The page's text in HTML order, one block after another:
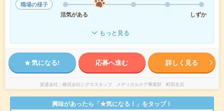
職場の様子
活気がある
しずか
もっと見る
気になる! 応募へ進む 詳しく見る
派遣会社 株式会社シグマスタッフ メディカルケア事業部 町田支店
興味があったら「★気になる！」をタップ！